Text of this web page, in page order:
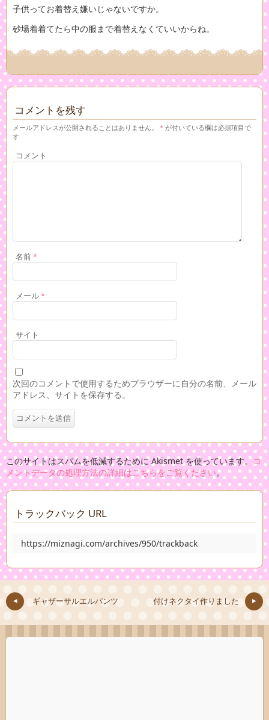
子供ってお着替え嫌いじゃないですか。
砂場着着てたら中の服まで着替えなくていいからね。
コメントを残す
メールアドレスが公開されることはありません。 * が付いている欄は必須項目で
す
コメント
名前*
メール*
サイト
次回のコメントで使用するためブラウザーに自分の名前、メール
アドレス、サイトを保存する。
このサイトはスパムを低減するために Akismet を使っています。コ
メントデータの処理方法の詳細はこちらをご覧ください。
トラックバック URL
https://miznagi.com/archives/950/trackback
ギャザーサルエルパンツ 付けネクタイ作りました